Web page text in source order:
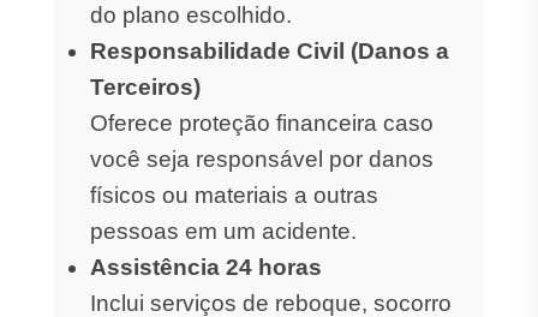
do plano escolhido.
Responsabilidade Civil (Danos a
Terceiros)
Oferece proteção financeira caso
você seja responsável por danos
físicos ou materiais a outras
pessoas em um acidente.
Assistência 24 horas
Inclui serviços de reboque, socorro